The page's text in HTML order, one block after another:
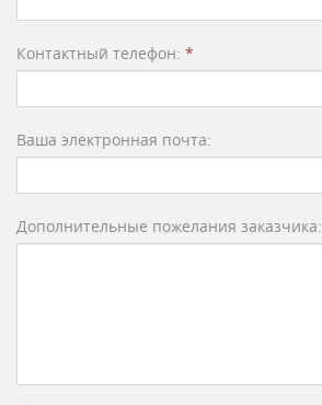
Контактный телефон: *
Ваша электронная почта:
Дополнительные пожелания заказчика: